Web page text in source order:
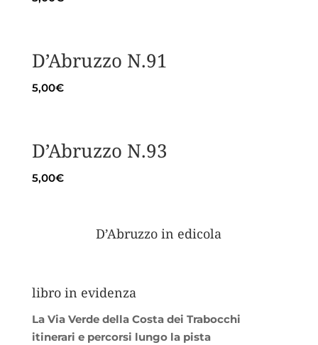
D’Abruzzo N.91
5,00€
D’Abruzzo N.93
5,00€
D’Abruzzo in edicola
libro in evidenza
La Via Verde della Costa dei Trabocchi
itinerari e percorsi lungo la pista